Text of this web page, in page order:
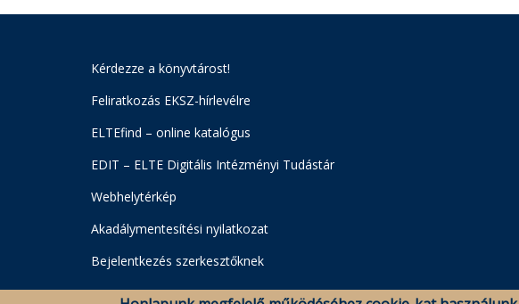
Kérdezze a könyvtárost!
Feliratkozás EKSZ-hírlevélre
ELTEfind – online katalógus
EDIT – ELTE Digitális Intézményi Tudástár
Webhelytérkép
Akadálymentesítési nyilatkozat
Bejelentkezés szerkesztőknek